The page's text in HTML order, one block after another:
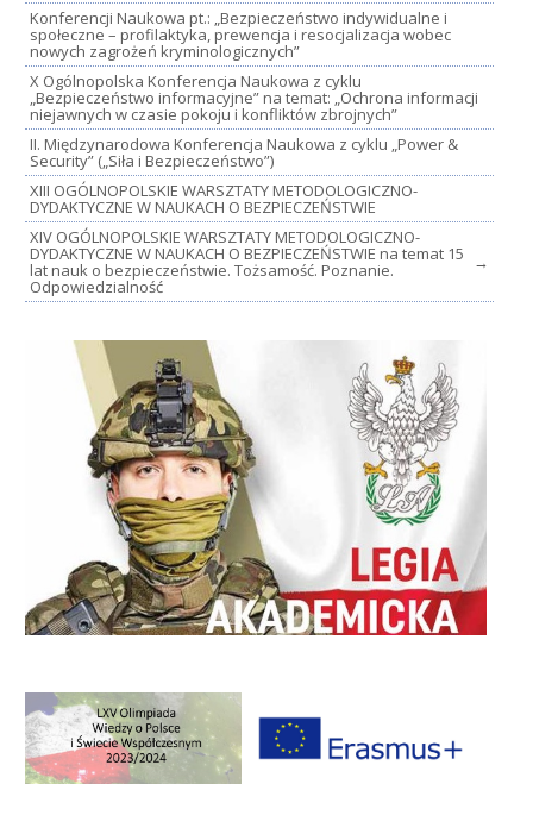
Konferencji Naukowa pt.: „Bezpieczeństwo indywidualne i
społeczne – profilaktyka, prewencja i resocjalizacja wobec
nowych zagrożeń kryminologicznych”
X Ogólnopolska Konferencja Naukowa z cyklu
„Bezpieczeństwo informacyjne” na temat: „Ochrona informacji
niejawnych w czasie pokoju i konfliktów zbrojnych”
II. Międzynarodowa Konferencja Naukowa z cyklu „Power &
Security” („Siła i Bezpieczeństwo”)
XIII OGÓLNOPOLSKIE WARSZTATY METODOLOGICZNO-
DYDAKTYCZNE W NAUKACH O BEZPIECZEŃSTWIE
XIV OGÓLNOPOLSKIE WARSZTATY METODOLOGICZNO-
DYDAKTYCZNE W NAUKACH O BEZPIECZEŃSTWIE na temat 15
lat nauk o bezpieczeństwie. Tożsamość. Poznanie.
Odpowiedzialność
→